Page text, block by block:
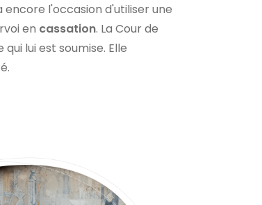
l'occasion d'utiliser une
en cassation. La Cour de
lui est soumise. Elle